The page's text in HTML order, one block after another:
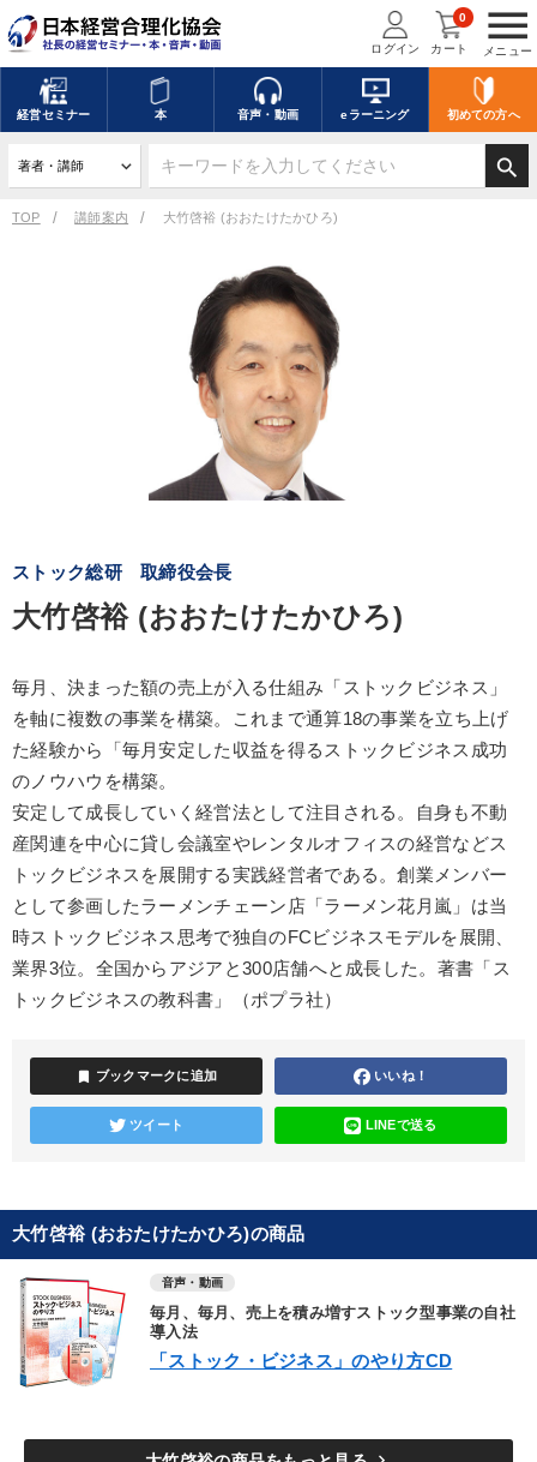
menu
メニュー
ログイン カート
0
経営セミナー 本 音声・動画 eラーニング 初めての方へ
search
TOP 講師案内 大竹啓裕 (おおたけたかひろ)
ストック総研 取締役会長
大竹啓裕 (おおたけたかひろ)
毎月、決まった額の売上が入る仕組み「ストックビジネス」
を軸に複数の事業を構築。これまで通算18の事業を立ち上げ
た経験から「毎月安定した収益を得るストックビジネス成功
のノウハウを構築。
安定して成長していく経営法として注目される。自身も不動
産関連を中心に貸し会議室やレンタルオフィスの経営などス
トックビジネスを展開する実践経営者である。創業メンバー
として参画したラーメンチェーン店「ラーメン花月嵐」は当
時ストックビジネス思考で独自のFCビジネスモデルを展開、
業界3位。全国からアジアと300店舗へと成長した。著書「ス
トックビジネスの教科書」（ポプラ社）
bookmark ブックマークに追加 いいね！
ツイート LINEで送る
大竹啓裕 (おおたけたかひろ)の商品
音声・動画
毎月、毎月、売上を積み増すストック型事業の自社
導入法
「ストック・ビジネス」のやり方CD